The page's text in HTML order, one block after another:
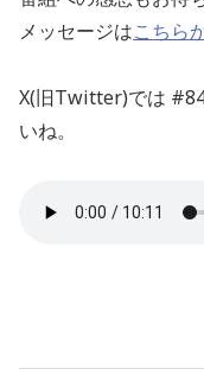
メッセージはこちら
X(旧Twitter)では
いね。